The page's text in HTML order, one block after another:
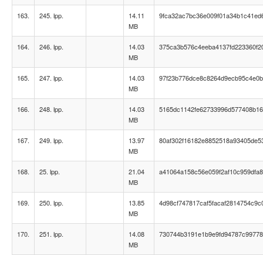
163. 245. lpp.
14.11
MB
164. 246. lpp.
14.03
MB
165. 247. lpp.
14.03
MB
166. 248. lpp.
14.03
MB
167. 249. lpp.
13.97
MB
168. 25. lpp.
21.04
MB
169. 250. lpp.
13.85
MB
170. 251. lpp.
14.08
MB